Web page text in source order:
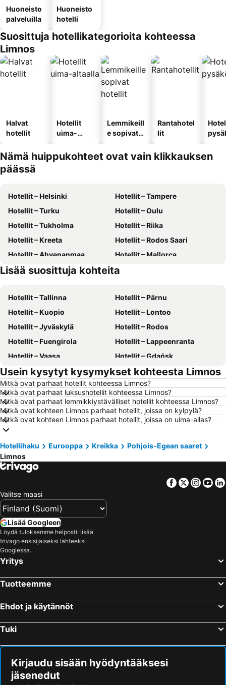
Huoneisto
palveluilla
Huoneisto
hotelli
Suosittuja hotellikategorioita kohteessa
Limnos
Halvat
hotellit
Hotellit
uima-
Lemmikeill
e sopivat
Rantahotel
lit
Nämä huippukohteet ovat vain klikkauksen
päässä
Hotellit – Helsinki
Hotellit – Tampere
Hotellit – Turku
Hotellit – Oulu
Hotellit – Tukholma
Hotellit – Riika
Hotellit – Kreeta
Hotellit – Rodos Saari
Hotellit – Ahvenanmaa
Hotellit – Mallorca
Hotellit – Gran Canaria
Hotellit – Suomi
Lisää suosittuja kohteita
Hotellit – Tallinna
Hotellit – Pärnu
Hotellit – Kuopio
Hotellit – Lontoo
Hotellit – Jyväskylä
Hotellit – Rodos
Hotellit – Fuengirola
Hotellit – Lappeenranta
Hotellit – Vaasa
Hotellit – Gdańsk
Hotellit – Rovaniemi
Hotellit – Alanya
Hotellit – Savonlinna
Hotellit – Hämeenlinna
Hotellit – Vantaa
Hotellit – Pariisi
Hotellit – Rooma
Hotellit – Berliini
Hotellit – Kalajoki
Hotellit – Malta
Hotellit – Teneriffa
Hotellit – Aurinkorannikko
Hotellit – Gardajärvi
Hotellit – Kypros
Hotellit – Lofoten
Hotellit – Espanja
Hotellit – Malta
Hotellit – Kos Saari
Hotellit – Sisilia
Usein kysytyt kysymykset kohteesta Limnos
Mitkä ovat parhaat hotellit kohteessa Limnos?
Mitkä ovat parhaat luksushotellit kohteessa Limnos?
Mitkä ovat parhaat lemmikkiystävälliset hotellit kohteessa Limnos?
Mitkä ovat kohteen Limnos parhaat hotellit, joissa on kylpylä?
Mitkä ovat kohteen Limnos parhaat hotellit, joissa on uima-allas?
Hotellihaku Eurooppa Kreikka
Pohjois-Egean saaret
Limnos
Facebook
Twitter
Valitse maasi
Lisää Googleen
Löydä tuloksemme helposti: lisää
trivago ensisijaiseksi lähteeksi
Googlessa.
Yritys
Tuotteemme
Ehdot ja käytännöt
Tuki
Kirjaudu sisään hyödyntääksesi
jäsenedut